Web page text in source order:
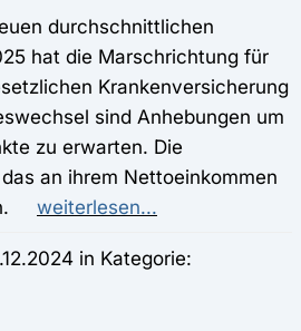
durchschnittlichen
hat die Marschrichtung für
Krankenversicherung
sind Anhebungen um
zu erwarten. Die
an ihrem Nettoeinkommen
weiterlesen...
in Kategorie: